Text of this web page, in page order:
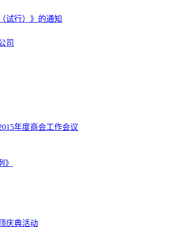
试行）》的通知
司
年度商会工作会议
庆典活动